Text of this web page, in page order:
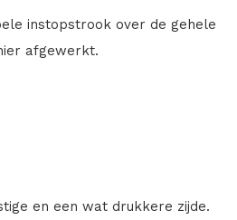
instopstrook over de gehele
afgewerkt.
en een wat drukkere zijde.